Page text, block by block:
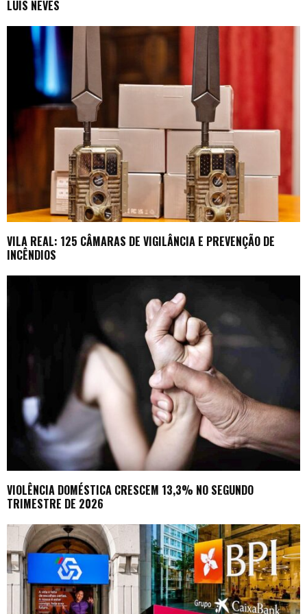
LUÍS NEVES
VILA REAL: 125 CÂMARAS DE VIGILÂNCIA E PREVENÇÃO DE
INCÊNDIOS
VIOLÊNCIA DOMÉSTICA CRESCEM 13,3% NO SEGUNDO
TRIMESTRE DE 2026